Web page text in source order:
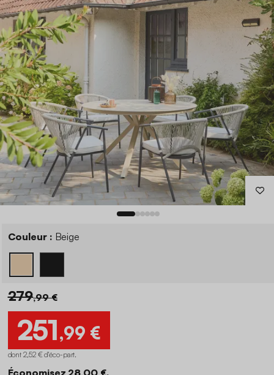
Couleur : Beige
279,99 €
251,99 €
dont 2,52 € d'éco-part.
Économisez 28,00 €.